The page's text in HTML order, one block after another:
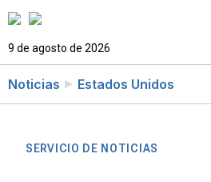
9 de agosto de 2026
Noticias Estados Unidos
SERVICIO DE NOTICIAS